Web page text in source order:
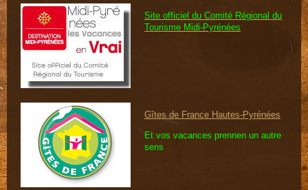
Site officiel du Comité Régional du
Tourisme Midi-Pyrénées
Gîtes de France Hautes-Pyrénées
Et vos vacances prennen un autre
sens